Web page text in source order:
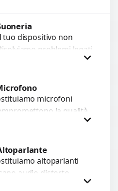
Procedi
tuo dispositivo non
problemi legati
con interventi
Procedi
microfoni
la qualità
o delle
Procedi
altoparlanti
audio distorto,
Utilizziamo ricambi di